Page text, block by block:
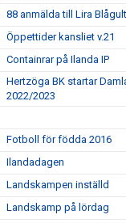
88 anmälda till Lira Blågult
Öppettider kansliet v.21
Containrar på Ilanda IP
Hertzöga BK startar
2022/2023
Fotboll för födda 2016
Ilandadagen
Landskampen inställd
Landskamp på lördag